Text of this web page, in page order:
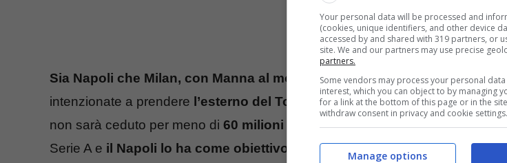
Sia Napoli che Milan, con Manna al momento in vantaggiosulla sua
intenzionate a prendere l’esterno del Tottenhamche, da Londra, hanno già
non sarà ceduto per meno di 60 milioni di euro.L’esterno e gioiello degli
Serie A e il Napoli lo ha come obiettivo per il futuro con i soldi incassati
Your personal data will be processed and
(cookies, unique identifiers, and other device
accessed by and shared with 319 partners, or
site. We and our partners may use precise
partners.
Some vendors may process your personal
interest, which you can object to by managing
for a link at the bottom of this page or in the
withdraw consent in privacy and cookie settings.
Manage options